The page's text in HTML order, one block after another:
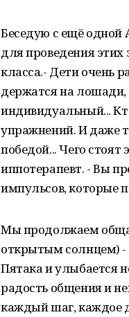
Беседую с ещё одной
для проведения этих
класса.- Дети очень
держатся на лошади,
индивидуальный...
упражнений. И даже
победой... Чего
иппотерапевт. - Вы
импульсов, которые
Мы продолжаем
открытым солнцем) -
Пятака и улыбается
радость общения и
каждый шаг, каждое